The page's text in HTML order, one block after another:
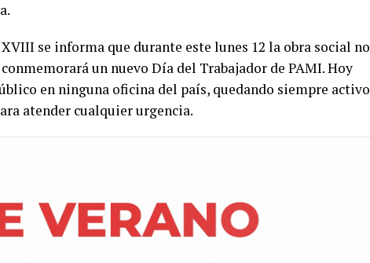
se informa que durante este lunes 12 la obra social no
un nuevo Día del Trabajador de PAMI. Hoy
en ninguna oficina del país, quedando siempre activo
atender cualquier urgencia.